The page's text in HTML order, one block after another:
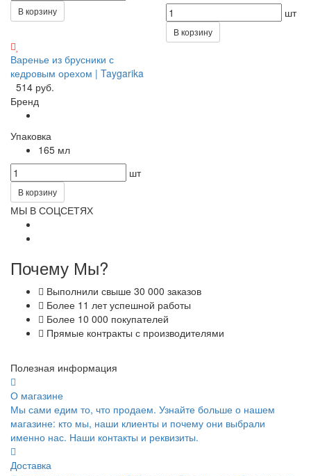
В корзину
шт
В корзину
Варенье из брусники с
кедровым орехом | Taygarika
514 руб.
Бренд
Упаковка
165 мл
шт
В корзину
МЫ В СОЦСЕТЯХ
Почему Мы?
Выполнили свыше 30 000 заказов
Более 11 лет успешной работы
Более 10 000 покупателей
Прямые контракты с производителями
Полезная информация
О магазине
Мы сами едим то, что продаем. Узнайте больше о нашем
магазине: кто мы, наши клиенты и почему они выбрали
именно нас. Наши контакты и реквизиты.
Доставка